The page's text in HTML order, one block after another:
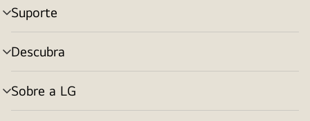
Suporte
alternar
menu
Descubra
alternar
menu
Sobre a LG
alternar
menu